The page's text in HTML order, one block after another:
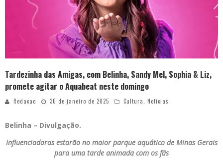
Tardezinha das Amigas, com Belinha, Sandy Mel, Sophia & Liz,
promete agitar o Aquabeat neste domingo
Redacao 30 de janeiro de 2025 Cultura Notícias
Belinha – Divulgação.
Influenciadoras estarão no maior parque aquático de Minas Gerais
para uma tarde animada com os fãs